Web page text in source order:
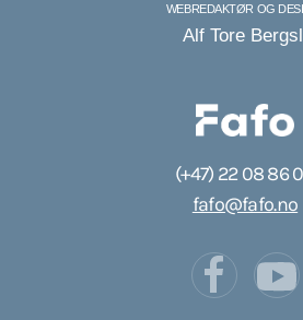
(+47) 22 08 86
fafo@fafo.no
WEBREDAKTØR OG
Alf Tore